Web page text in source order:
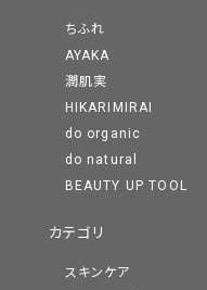
ちふれ
AYAKA
潤肌実
HIKARIMIRAI
do organic
do natural
BEAUTY UP TOOL
カテゴリ
スキンケア